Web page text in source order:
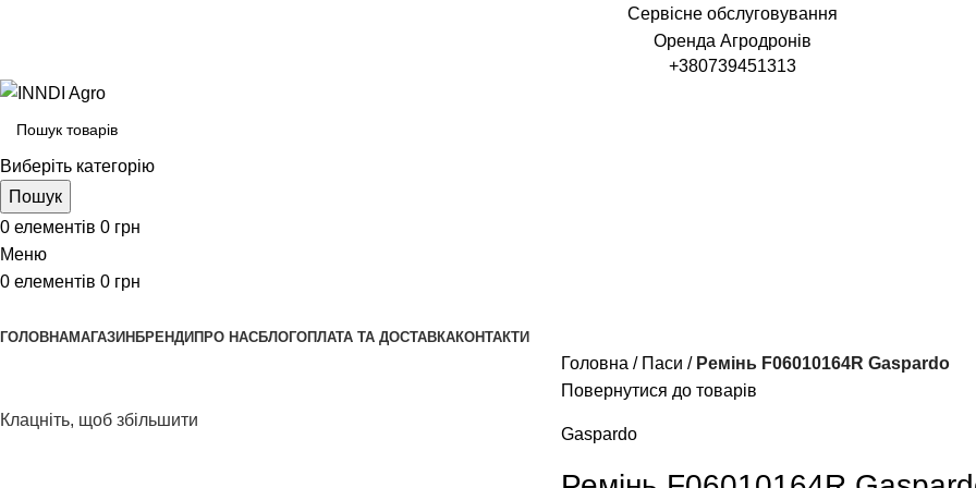
Сервісне обслуговування
Оренда Агродронів
+380739451313
Виберіть категорію
Пошук
0 елементів 0 грн
Меню
0 елементів 0 грн
ГОЛОВНАМАГАЗИН БРЕНДИ ПРО НАСБЛОГОПЛАТА ТА ДОСТАВКАКОНТАКТИ
Клацніть, щоб збільшити
Головна Паси
Ремінь F06010164R Gaspardo
Повернутися до товарів
Gaspardo